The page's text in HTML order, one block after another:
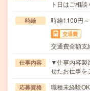
ト日はご相談
時給 時給1100円
交通費
交通費全額支
仕事内容
▼仕事内容製
せたお仕事
応募資格 職種未経験